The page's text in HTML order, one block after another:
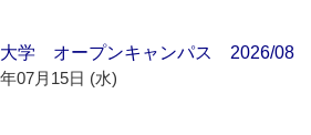
学 オープンキャンパス 2026/08
07月15日 (水)